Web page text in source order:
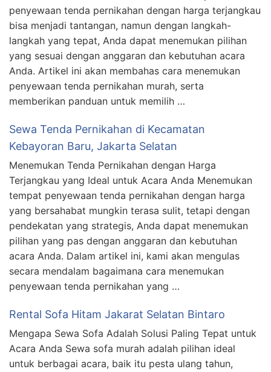
penyewaan tenda pernikahan dengan harga terjangkau
bisa menjadi tantangan, namun dengan langkah-
langkah yang tepat, Anda dapat menemukan pilihan
yang sesuai dengan anggaran dan kebutuhan acara
Anda. Artikel ini akan membahas cara menemukan
penyewaan tenda pernikahan murah, serta
memberikan panduan untuk memilih …
Sewa Tenda Pernikahan di Kecamatan
Kebayoran Baru, Jakarta Selatan
Menemukan Tenda Pernikahan dengan Harga
Terjangkau yang Ideal untuk Acara Anda Menemukan
tempat penyewaan tenda pernikahan dengan harga
yang bersahabat mungkin terasa sulit, tetapi dengan
pendekatan yang strategis, Anda dapat menemukan
pilihan yang pas dengan anggaran dan kebutuhan
acara Anda. Dalam artikel ini, kami akan mengulas
secara mendalam bagaimana cara menemukan
penyewaan tenda pernikahan yang …
Rental Sofa Hitam Jakarat Selatan Bintaro
Mengapa Sewa Sofa Adalah Solusi Paling Tepat untuk
Acara Anda Sewa sofa murah adalah pilihan ideal
untuk berbagai acara, baik itu pesta ulang tahun,